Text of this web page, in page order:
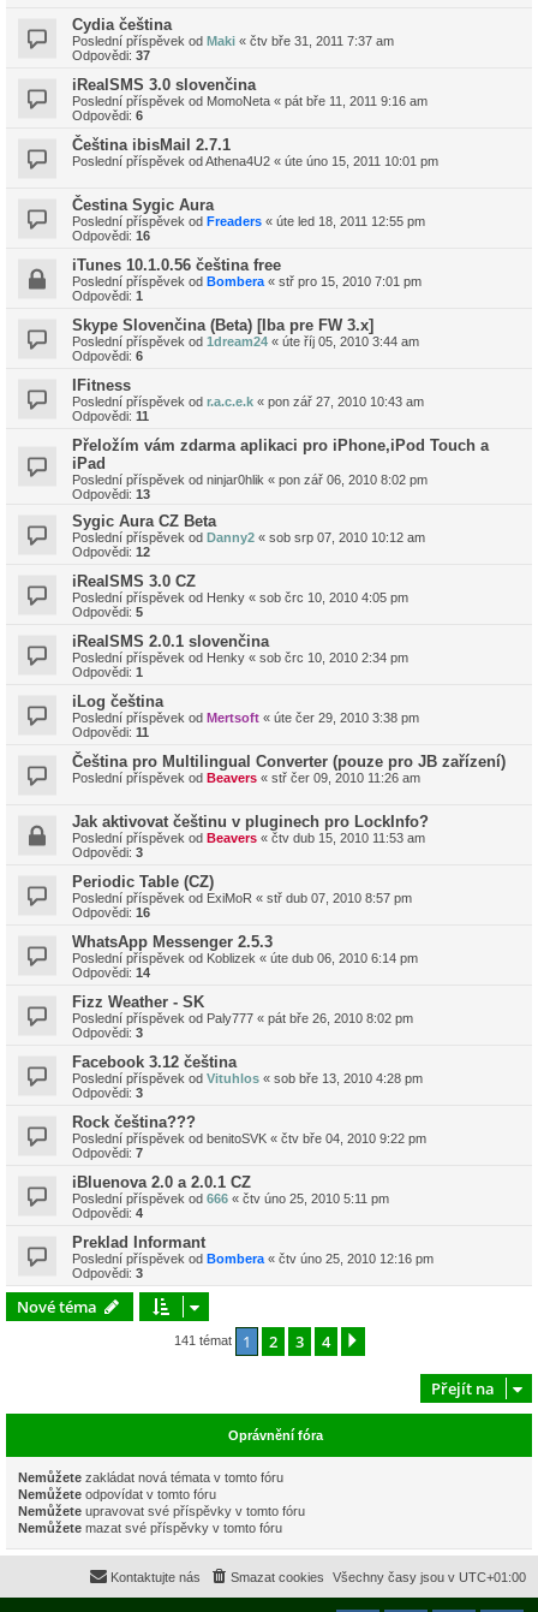
Cydia čeština
Poslední příspěvek od Maki « čtv bře 31, 2011 7:37 am
Odpovědi: 37
iRealSMS 3.0 slovenčina
Poslední příspěvek od MomoNeta « pát bře 11, 2011 9:16 am
Odpovědi: 6
Čeština ibisMail 2.7.1
Poslední příspěvek odAthena4U2 « úte úno 15, 2011 10:01 pm
Čestina Sygic Aura
Poslední příspěvek od Freaders « úte led 18, 2011 12:55 pm
Odpovědi: 16
iTunes 10.1.0.56 čeština free
Poslední příspěvek od Bombera « stř pro 15, 2010 7:01 pm
Odpovědi: 1
Skype Slovenčina (Beta) [Iba pre FW 3.x]
Poslední příspěvek od 1dream24 « úte říj 05, 2010 3:44 am
Odpovědi: 6
IFitness
Poslední příspěvek od r.a.c.e.k « pon zář 27, 2010 10:43 am
Odpovědi: 11
Přeložím vám zdarma aplikaci pro iPhone,iPod Touch a
iPad
Poslední příspěvek od ninjar0hlik « pon zář 06, 2010 8:02 pm
Odpovědi: 13
Sygic Aura CZ Beta
Poslední příspěvek od Danny2 « sob srp 07, 2010 10:12 am
Odpovědi: 12
iRealSMS 3.0 CZ
Poslední příspěvek od Henky « sob črc 10, 2010 4:05 pm
Odpovědi: 5
iRealSMS 2.0.1 slovenčina
Poslední příspěvek od Henky « sob črc 10, 2010 2:34 pm
Odpovědi: 1
iLog čeština
Poslední příspěvek od Mertsoft « úte čer 29, 2010 3:38 pm
Odpovědi: 11
Čeština pro Multilingual Converter (pouze pro JB zařízení)
Poslední příspěvek od Beavers « stř čer 09, 2010 11:26 am
Jak aktivovat češtinu v pluginech pro LockInfo?
Poslední příspěvek od Beavers « čtv dub 15, 2010 11:53 am
Odpovědi: 3
Periodic Table (CZ)
Poslední příspěvek od ExiMoR « stř dub 07, 2010 8:57 pm
Odpovědi: 16
WhatsApp Messenger 2.5.3
Poslední příspěvek od Koblizek « úte dub 06, 2010 6:14 pm
Odpovědi: 14
Fizz Weather - SK
Poslední příspěvek od Paly777 « pát bře 26, 2010 8:02 pm
Odpovědi: 3
Facebook 3.12 čeština
Poslední příspěvek od Vituhlos « sob bře 13, 2010 4:28 pm
Odpovědi: 3
Rock čeština???
Poslední příspěvek od benitoSVK « čtv bře 04, 2010 9:22 pm
Odpovědi: 7
iBluenova 2.0 a 2.0.1 CZ
Poslední příspěvek od 666 « čtv úno 25, 2010 5:11 pm
Odpovědi: 4
Preklad Informant
Poslední příspěvek od Bombera « čtv úno 25, 2010 12:16 pm
Odpovědi: 3
Nové téma
141 témat 1 2 3 4
Přejít na
Oprávnění fóra
Nemůžete zakládat nová témata v tomto fóru
Nemůžete odpovídat v tomto fóru
Nemůžete upravovat své příspěvky v tomto fóru
Nemůžete mazat své příspěvky v tomto fóru
Všechny časy jsou v UTC+01:00
Smazat cookies
Kontaktujte nás